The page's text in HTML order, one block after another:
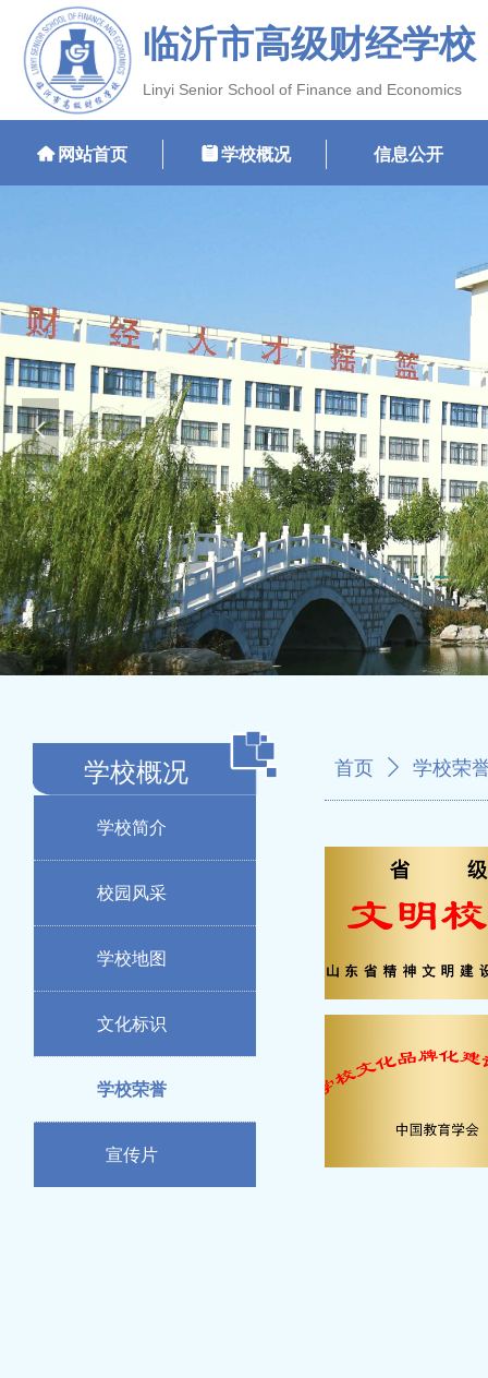
临沂市高级财经学校
Linyi Senior School of Finance and Economics
넳
낀 网站首页 뀳 学校概况 信息公开
学校简介
校园风采
学校地图
文化标识
学校荣誉
宣传片
学校概况 首页 ꄲ 学校荣